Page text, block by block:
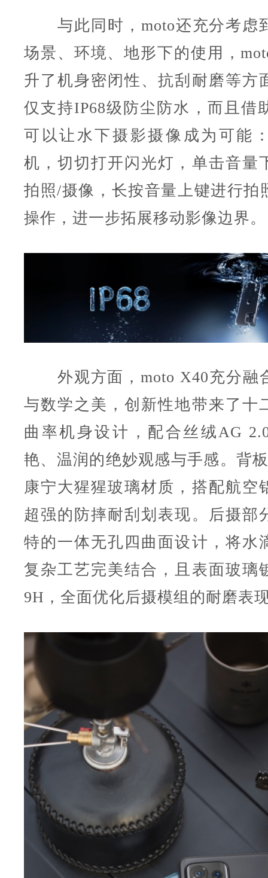
与此同时，moto还充分考虑
场景、环境、地形下的使用，
升了机身密闭性、抗刮耐磨等方
仅支持IP68级防尘防水，而且借
可以让水下摄影摄像成为可能
机，切切打开闪光灯，单击音量
拍照/摄像，长按音量上键进行拍
操作，进一步拓展移动影像边界。
外观方面，moto X40充分融
与数学之美，创新性地带来了十
曲率机身设计，配合丝绒AG
艳、温润的绝妙观感与手感。背
康宁大猩猩玻璃材质，搭配航空
超强的防摔耐刮划表现。后摄部
特的一体无孔四曲面设计，将水
复杂工艺完美结合，且表面玻璃
9H，全面优化后摄模组的耐磨表